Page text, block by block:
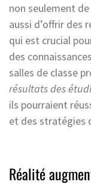
non seulement
aussi d’offrir des
qui est crucial
des
salles de classe
résultats des
ils pourraient
et des stratégies
Réalité